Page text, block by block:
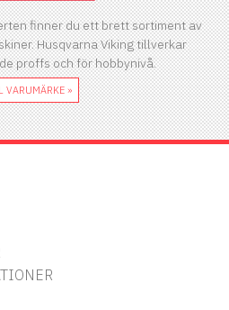
finner du ett brett sortiment av
Husqvarna Viking tillverkar
proffs och för hobbynivå.
VARUMÄRKE »